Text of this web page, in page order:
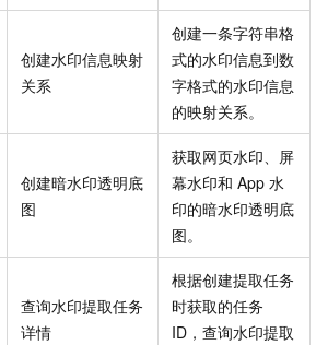
创建水印信息映射
关系
创建一条字符串格
式的水印信息到数
字格式的水印信息
的映射关系。
创建暗水印透明底
图
获取网页水印、屏
幕水印和 App 水
印的暗水印透明底
图。
查询水印提取任务
详情
根据创建提取任务
时获取的任务
ID，查询水印提取